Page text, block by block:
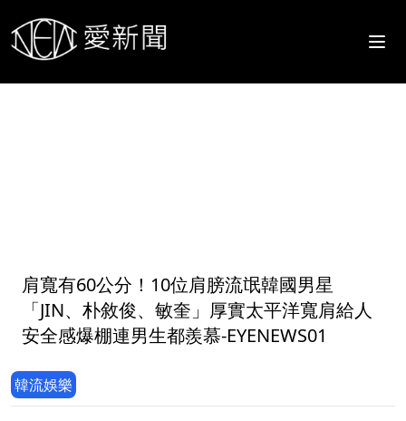
肩寬有60公分！10位肩膀流氓韓國男星
「JIN、朴敘俊、敏奎」厚實太平洋寬肩給人
安全感爆棚連男生都羨慕-EYENEWS01
韓流娛樂